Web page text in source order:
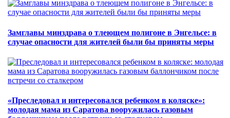
Замглавы минздрава о тлеющем полигоне в Энгельсе: в
случае опасности для жителей были бы приняты меры
«Преследовал и интересовался ребенком в коляске»:
молодая мама из Саратова вооружилась газовым